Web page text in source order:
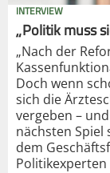
INTERVIEW
„Politik muss
„Nach der
Doch wenn
sich die
vergeben –
nächsten
dem